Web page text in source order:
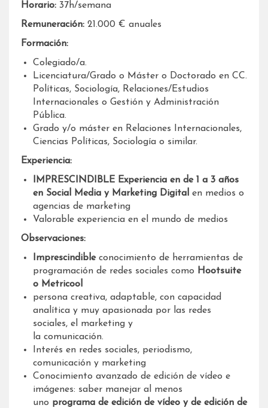
Horario: 37h/semana
Remuneración: 21.000 € anuales
Formación:
Colegiado/a.
Licenciatura/Grado o Máster o Doctorado en CC.
Políticas, Sociología, Relaciones/Estudios
Internacionales o Gestión y Administración
Pública.
Grado y/o máster en Relaciones Internacionales,
Ciencias Políticas, Sociología o similar.
Experiencia:
IMPRESCINDIBLE Experiencia en de 1 a 3 años
en Social Media y Marketing Digital en medios o
agencias de marketing
Valorable experiencia en el mundo de medios
Observaciones:
Imprescindible conocimiento de herramientas de
programación de redes sociales como Hootsuite
o Metricool
persona creativa, adaptable, con capacidad
analítica y muy apasionada por las redes
sociales, el marketing y
la comunicación.
Interés en redes sociales, periodismo,
comunicación y marketing
Conocimiento avanzado de edición de vídeo e
imágenes: saber manejar al menos
uno programa de edición de vídeo y de edición de